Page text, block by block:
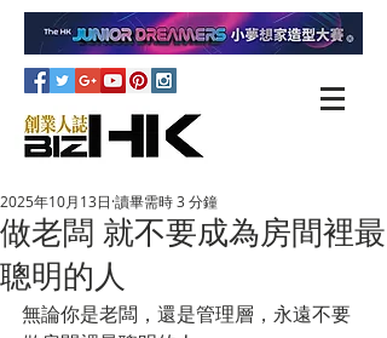
做老闆 就不要成為房間裡最
聰明的人
2025年10月13日 讀畢需時 3 分鐘
無論你是老闆，還是管理層，永遠不要